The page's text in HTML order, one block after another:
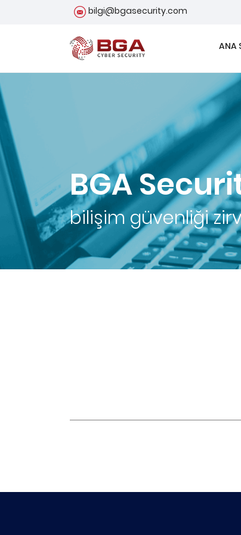
bilgi@bgasecurity.com
ANA
BGA
bilişim güvenliği